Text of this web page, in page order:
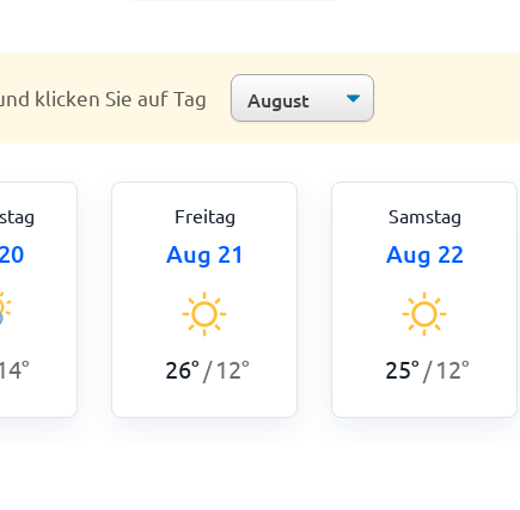
klicken Sie auf Tag
°
Freitag
Aug 21
26° / 12°
Samstag
Aug 22
25° / 12°